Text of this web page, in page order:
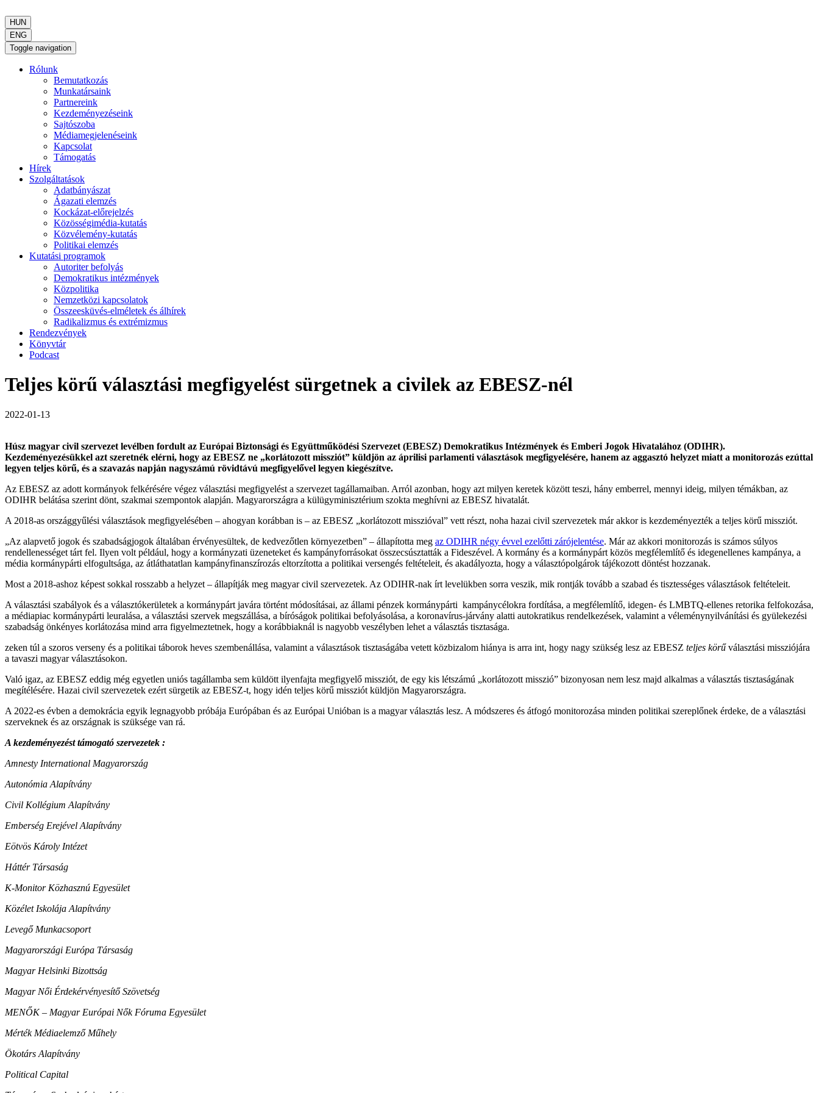
HUN
ENG
Toggle navigation
Rólunk
Bemutatkozás
Munkatársaink
Partnereink
Kezdeményezéseink
Sajtószoba
Médiamegjelenéseink
Kapcsolat
Támogatás
Hírek
Szolgáltatások
Adatbányászat
Ágazati elemzés
Kockázat-előrejelzés
Közösségimédia-kutatás
Közvélemény-kutatás
Politikai elemzés
Kutatási programok
Autoriter befolyás
Demokratikus intézmények
Közpolitika
Nemzetközi kapcsolatok
Összeesküvés-elméletek és álhírek
Radikalizmus és extrémizmus
Rendezvények
Könyvtár
Podcast
Teljes körű választási megfigyelést sürgetnek a civilek az EBESZ-nél
2022-01-13
Húsz magyar civil szervezet levélben fordult az Európai Biztonsági és Együttműködési Szervezet (EBESZ) Demokratikus Intézmények és Emberi Jogok Hivatalához (ODIHR).
Kezdeményezésükkel azt szeretnék elérni, hogy az EBESZ ne „korlátozott missziót” küldjön az áprilisi parlamenti választások megfigyelésére, hanem az aggasztó helyzet miatt a monitorozás ezúttal
legyen teljes körű, és a szavazás napján nagyszámú rövidtávú megfigyelővel legyen kiegészítve.
Az EBESZ az adott kormányok felkérésére végez választási megfigyelést a szervezet tagállamaiban. Arról azonban, hogy azt milyen keretek között teszi, hány emberrel, mennyi ideig, milyen témákban, az
ODIHR belátása szerint dönt, szakmai szempontok alapján. Magyarországra a külügyminisztérium szokta meghívni az EBESZ hivatalát.
A 2018-as országgyűlési választások megfigyelésében – ahogyan korábban is – az EBESZ „korlátozott misszióval” vett részt, noha hazai civil szervezetek már akkor is kezdeményezték a teljes körű missziót.
„Az alapvető jogok és szabadságjogok általában érvényesültek, de kedvezőtlen környezetben” – állapította meg az ODIHR négy évvel ezelőtti zárójelentése. Már az akkori monitorozás is számos súlyos
rendellenességet tárt fel. Ilyen volt például, hogy a kormányzati üzeneteket és kampányforrásokat összecsúsztatták a Fideszével. A kormány és a kormánypárt közös megfélemlítő és idegenellenes kampánya, a
média kormánypárti elfogultsága, az átláthatatlan kampányfinanszírozás eltorzította a politikai versengés feltételeit, és akadályozta, hogy a választópolgárok tájékozott döntést hozzanak.
Most a 2018-ashoz képest sokkal rosszabb a helyzet – állapítják meg magyar civil szervezetek. Az ODIHR-nak írt levelükben sorra veszik, mik rontják tovább a szabad és tisztességes választások feltételeit.
A választási szabályok és a választókerületek a kormánypárt javára történt módosításai, az állami pénzek kormánypárti kampánycélokra fordítása, a megfélemlítő, idegen- és LMBTQ-ellenes retorika felfokozása,
a médiapiac kormánypárti leuralása, a választási szervek megszállása, a bíróságok politikai befolyásolása, a koronavírus-járvány alatti autokratikus rendelkezések, valamint a véleménynyilvánítási és gyülekezési
szabadság önkényes korlátozása mind arra figyelmeztetnek, hogy a korábbiaknál is nagyobb veszélyben lehet a választás tisztasága.
zeken túl a szoros verseny és a politikai táborok heves szembenállása, valamint a választások tisztaságába vetett közbizalom hiánya is arra int, hogy nagy szükség lesz az EBESZ teljes körűválasztási missziójára
a tavaszi magyar választásokon.
Való igaz, az EBESZ eddig még egyetlen uniós tagállamba sem küldött ilyenfajta megfigyelő missziót, de egy kis létszámú „korlátozott misszió” bizonyosan nem lesz majd alkalmas a választás tisztaságának
megítélésére. Hazai civil szervezetek ezért sürgetik az EBESZ-t, hogy idén teljes körű missziót küldjön Magyarországra.
A 2022-es évben a demokrácia egyik legnagyobb próbája Európában és az Európai Unióban is a magyar választás lesz. A módszeres és átfogó monitorozása minden politikai szereplőnek érdeke, de a választási
szerveknek és az országnak is szüksége van rá.
A kezdeményezést támogató szervezetek :
Amnesty International Magyarország
Autonómia Alapítvány
Civil Kollégium Alapítvány
Emberség Erejével Alapítvány
Eötvös Károly Intézet
Háttér Társaság
K-Monitor Közhasznú Egyesület
Közélet Iskolája Alapítvány
Levegő Munkacsoport
Magyarországi Európa Társaság
Magyar Helsinki Bizottság
Magyar Női Érdekérvényesítő Szövetség
MENŐK – Magyar Európai Nők Fóruma Egyesület
Mérték Médiaelemző Műhely
Ökotárs Alapítvány
Political Capital